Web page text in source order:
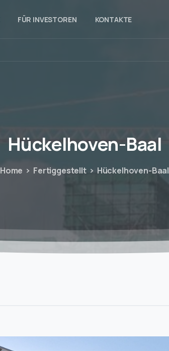
FÜR INVESTOREN KONTAKTE
Hückelhoven-Baal
Home Fertiggestellt Hückelhoven-Baal